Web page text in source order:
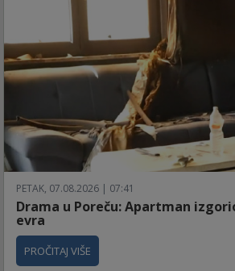
PETAK, 07.08.2026 | 07:41
Drama u Poreču: Apartman
evra
PROČITAJ VIŠE